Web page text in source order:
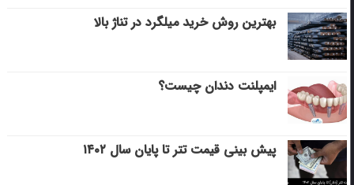
بهترین روش خرید میلگرد در تناژ بالا
ایمپلنت دندان چیست؟
پیش بینی قیمت تتر تا پایان سال ۱۴۰۲